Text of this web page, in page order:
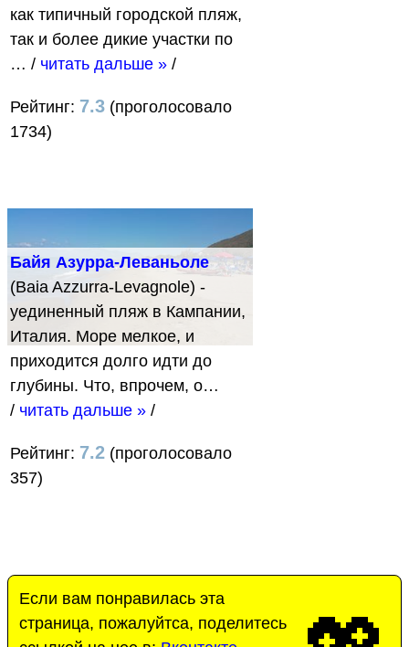
как типичный городской пляж,
так и более дикие участки по
… / читать дальше » /
Рейтинг: 7.3 (проголосовало
1734)
Байя Азурра-Леваньоле
(Baia Azzurra-Levagnole) -
уединенный пляж в Кампании,
Италия. Море мелкое, и
приходится долго идти до
глубины. Что, впрочем, о…
/ читать дальше » /
Рейтинг: 7.2 (проголосовало
357)
Если вам понравилась эта
страница, пожалуйтса, поделитесь